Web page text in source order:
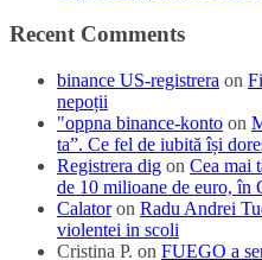
Recent Comments
binance US-registrera on
nepoții
"oppna binance-konto on
ta”. Ce fel de iubită își
Registrera dig on Cea mai
de 10 milioane de euro, în
Calatoron Radu Andrei
violentei in scoli
Cristina P. on FUEGO a